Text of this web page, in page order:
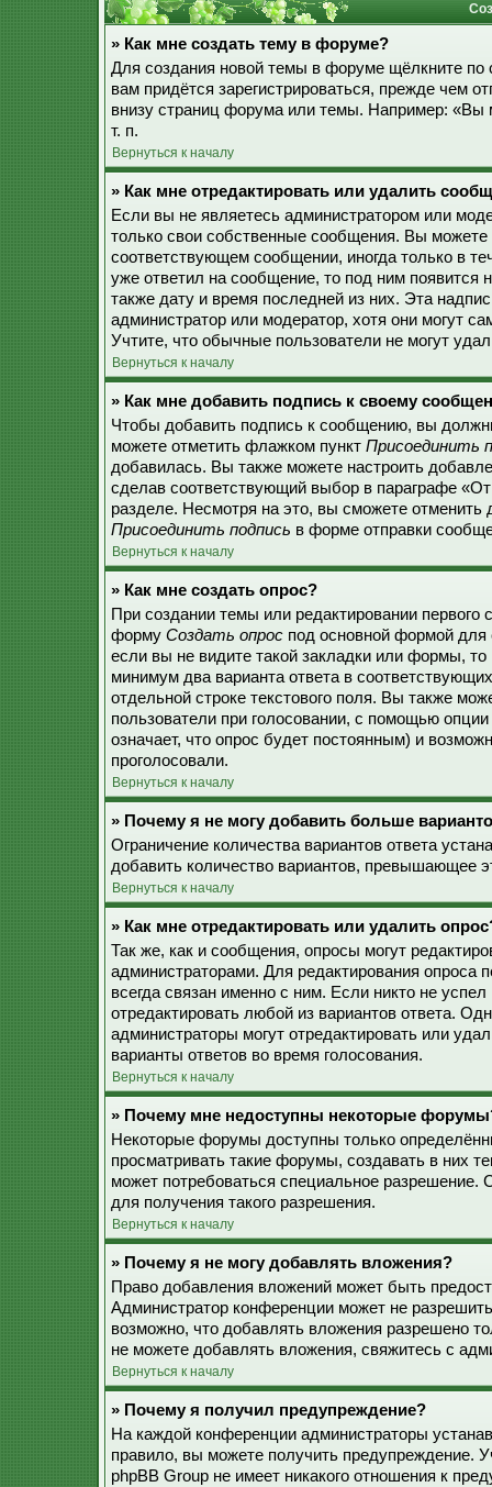
» Как мне создать тему в форуме?
Для создания новой темы в форуме щёлкните
вам придётся зарегистрироваться, прежде чем
внизу страниц форума или темы. Например: «Вы
т. п.
Вернуться к началу
» Как мне отредактировать или удалить
Если вы не являетесь администратором или
только свои собственные сообщения. Вы
соответствующем сообщении, иногда только в
уже ответил на сообщение, то под ним появится
также дату и время последней из них. Эта
администратор или модератор, хотя они могут
Учтите, что обычные пользователи не могут
Вернуться к началу
» Как мне добавить подпись к своему
Чтобы добавить подпись к сообщению, вы
можете отметить флажком пункт Присоединить
добавилась. Вы также можете настроить
сделав соответствующий выбор в параграфе
разделе. Несмотря на это, вы сможете
Присоединить подпись в форме отправки
Вернуться к началу
» Как мне создать опрос?
При создании темы или редактировании
форму Создать опрос под основной формой для
если вы не видите такой закладки или формы,
минимум два варианта ответа в
отдельной строке текстового поля. Вы также
пользователи при голосовании, с помощью
означает, что опрос будет постоянным) и
проголосовали.
Вернуться к началу
» Почему я не могу добавить больше
Ограничение количества вариантов ответа
добавить количество вариантов, превышающее
Вернуться к началу
» Как мне отредактировать или удалить
Так же, как и сообщения, опросы могут
администраторами. Для редактирования опроса
всегда связан именно с ним. Если никто не
отредактировать любой из вариантов ответа.
администраторы могут отредактировать или
варианты ответов во время голосования.
Вернуться к началу
» Почему мне недоступны некоторые
Некоторые форумы доступны только
просматривать такие форумы, создавать в них
может потребоваться специальное
для получения такого разрешения.
Вернуться к началу
» Почему я не могу добавлять вложения?
Право добавления вложений может быть
Администратор конференции может не
возможно, что добавлять вложения разрешено
не можете добавлять вложения, свяжитесь с
Вернуться к началу
» Почему я получил предупреждение?
На каждой конференции администраторы
правило, вы можете получить предупреждение.
phpBB Group не имеет никакого отношения к